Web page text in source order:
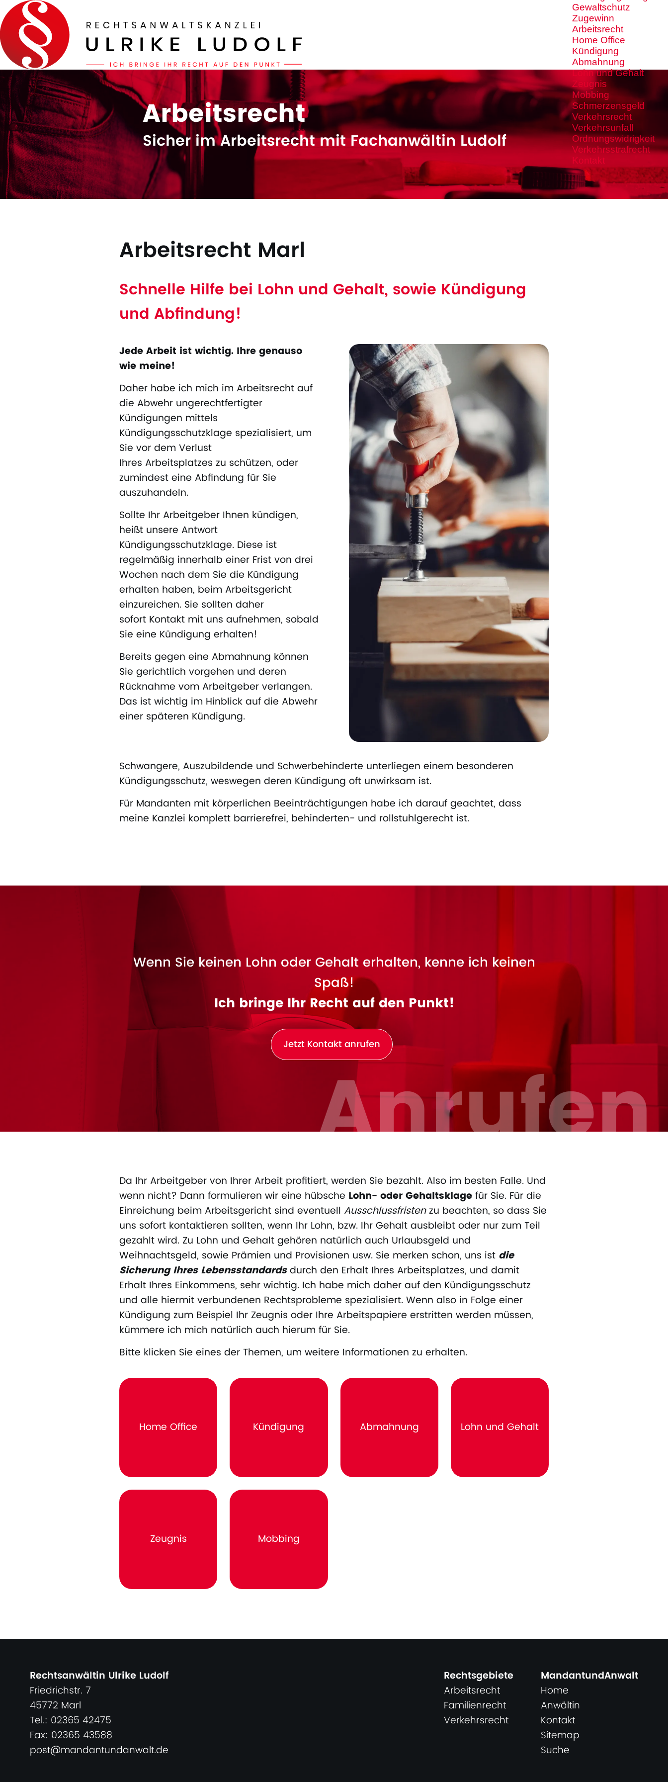
Gewaltschutz
Zugewinn
Arbeitsrecht
Home Office
Kündigung
Abmahnung
Lohn und Gehalt
Zeugnis
Mobbing
Schmerzensgeld
Verkehrsrecht
Verkehrsunfall
Ordnungswidrigkeit
Verkehrsstrafrecht
Kontakt
Arbeitsrecht
Sicher im Arbeitsrecht mit Fachanwältin Ludolf
Arbeitsrecht Marl
Schnelle Hilfe bei Lohn und Gehalt, sowie Kündigung
und Abfindung!
Jede Arbeit ist wichtig. Ihre genauso
wie meine!
Daher habe ich mich im Arbeitsrecht auf
die Abwehr ungerechtfertigter
Kündigungen mittels
Kündigungsschutzklage spezialisiert, um
Sie vor dem Verlust
Ihres Arbeitsplatzes zu schützen, oder
zumindest eine Abfindung für Sie
auszuhandeln.
Sollte Ihr Arbeitgeber Ihnen kündigen,
heißt unsere Antwort
Kündigungsschutzklage. Diese ist
regelmäßig innerhalb einer Frist von drei
Wochen nach dem Sie die Kündigung
erhalten haben, beim Arbeitsgericht
einzureichen. Sie sollten daher
sofort Kontakt mit uns aufnehmen, sobald
Sie eine Kündigung erhalten!
Bereits gegen eine Abmahnung können
Sie gerichtlich vorgehen und deren
Rücknahme vom Arbeitgeber verlangen.
Das ist wichtig im Hinblick auf die Abwehr
einer späteren Kündigung.
Schwangere, Auszubildende und Schwerbehinderte unterliegen einem besonderen
Kündigungsschutz, weswegen deren Kündigung oft unwirksam ist.
Für Mandanten mit körperlichen Beeinträchtigungen habe ich darauf geachtet, dass
meine Kanzlei komplett barrierefrei, behinderten- und rollstuhlgerecht ist.
Wenn Sie keinen Lohn oder Gehalt erhalten, kenne ich keinen
Spaß!
Ich bringe Ihr Recht auf den Punkt!
Jetzt Kontakt anrufen
Anrufen
Da Ihr Arbeitgeber von Ihrer Arbeit profitiert, werden Sie bezahlt. Also im besten Falle. Und
wenn nicht? Dann formulieren wir eine hübsche Lohn- oder Gehaltsklagefür Sie. Für die
Einreichung beim Arbeitsgericht sind eventuell Ausschlussfristenzu beachten, so dass Sie
uns sofort kontaktieren sollten, wenn Ihr Lohn, bzw. Ihr Gehalt ausbleibt oder nur zum Teil
gezahlt wird. Zu Lohn und Gehalt gehören natürlich auch Urlaubsgeld und
Weihnachtsgeld, sowie Prämien und Provisionen usw. Sie merken schon, uns ist die
Sicherung Ihres Lebensstandardsdurch den Erhalt Ihres Arbeitsplatzes, und damit
Erhalt Ihres Einkommens, sehr wichtig. Ich habe mich daher auf den Kündigungsschutz
und alle hiermit verbundenen Rechtsprobleme spezialisiert. Wenn also in Folge einer
Kündigung zum Beispiel Ihr Zeugnis oder Ihre Arbeitspapiere erstritten werden müssen,
kümmere ich mich natürlich auch hierum für Sie.
Bitte klicken Sie eines der Themen, um weitere Informationen zu erhalten.
Home Office Kündigung Abmahnung Lohn und Gehalt
Zeugnis Mobbing
Rechtsanwältin Ulrike Ludolf
Friedrichstr. 7
45772 Marl
Tel.: 02365 42475
Fax: 02365 43588
post@mandantundanwalt.de
Rechtsgebiete
Arbeitsrecht
Familienrecht
Verkehrsrecht
MandantundAnwalt
Home
Anwältin
Kontakt
Sitemap
Suche